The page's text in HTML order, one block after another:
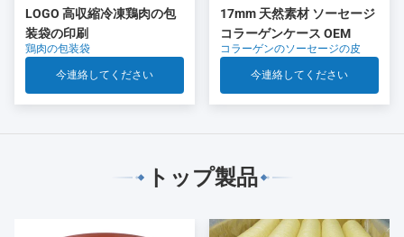
LOGO 高収縮冷凍鶏肉の包
装袋の印刷
鶏肉の包装袋
今連絡してください
17mm 天然素材 ソーセージ
コラーゲンケース OEM
コラーゲンのソーセージの皮
今連絡してください
トップ製品